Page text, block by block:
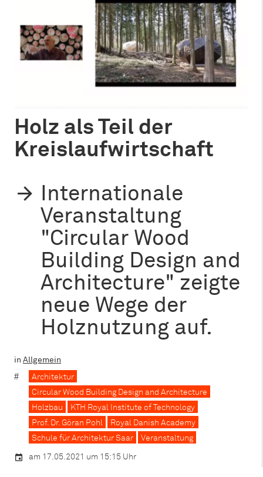
Holz als Teil der
Kreislaufwirtschaft
Internationale
Veranstaltung
"Circular Wood
Building Design and
Architecture" zeigte
neue Wege der
Holznutzung auf.
in Allgemein
Architektur
Circular Wood Building Design and Architecture
Holzbau
KTH Royal Institute of Technology
Prof. Dr. Göran Pohl
Royal Danish Academy
Schule für Architektur Saar
Veranstaltung
am 17.05.2021 um 15:15 Uhr